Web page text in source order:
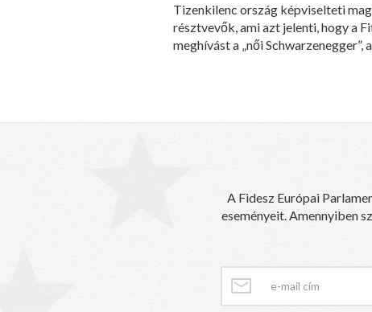
Tizenkilenc ország képviselteti
résztvevők, ami azt jelenti, hogy a
meghívást a „női
A Fidesz Európai
eseményeit. Amennyiben